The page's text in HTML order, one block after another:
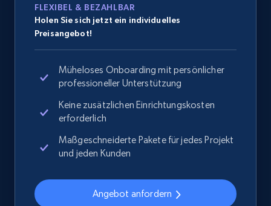
2.1K+ 375+ Jetzt anfangen
Amazon products global dataset -
Collecting products by keyword search
Title, Seller name, Brand, Description, Initial
price, Currency, Availability, Reviews count, and
FLEXIBEL & BEZAHLBAR
Holen Sie sich jetzt ein individuelles
Preisangebot!
Müheloses Onboarding mit persönlicher
professioneller Unterstützung
Keine zusätzlichen Einrichtungskosten
erforderlich
Maßgeschneiderte Pakete für jedes Projekt
und jeden Kunden
Angebot anfordern